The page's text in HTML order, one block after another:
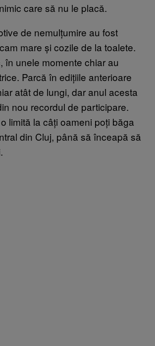
care să nu le placă.
de nemulțumire au fost
mare și cozile de la toalete.
în unele momente chiar au
Parcă în edițiile anterioare
atât de lungi, dar anul acesta
nou recordul de participare.
limită la câți oameni poți băga
din Cluj, până să înceapă să